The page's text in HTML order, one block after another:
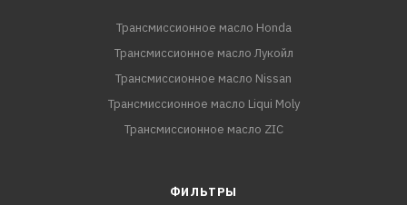
Трансмиссионное масло Honda
Трансмиссионное масло Лукойл
Трансмиссионное масло Nissan
Трансмиссионное масло Liqui Moly
Трансмиссионное масло ZIC
ФИЛЬТРЫ